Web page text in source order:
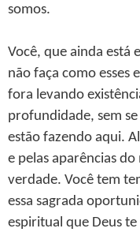
somos.
Você, que ainda está
não faça como esses
fora levando
profundidade, sem
estão fazendo aqui.
e pelas aparências
verdade. Você tem
essa sagrada
espiritual que Deus